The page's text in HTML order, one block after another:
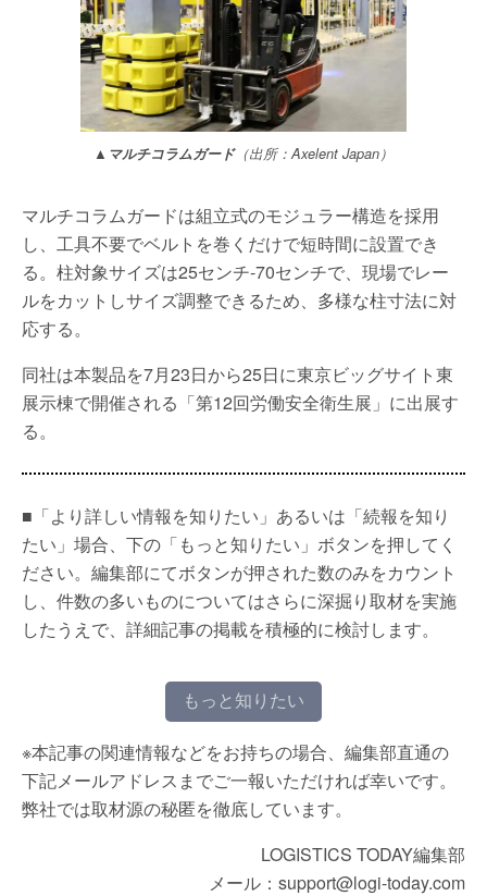
▲マルチコラムガード（出所：Axelent Japan）
マルチコラムガードは組立式のモジュラー構造を採用
し、工具不要でベルトを巻くだけで短時間に設置でき
る。柱対象サイズは25センチ-70センチで、現場でレー
ルをカットしサイズ調整できるため、多様な柱寸法に対
応する。
同社は本製品を7月23日から25日に東京ビッグサイト東
展示棟で開催される「第12回労働安全衛生展」に出展す
る。
■「より詳しい情報を知りたい」あるいは「続報を知り
たい」場合、下の「もっと知りたい」ボタンを押してく
ださい。編集部にてボタンが押された数のみをカウント
し、件数の多いものについてはさらに深掘り取材を実施
したうえで、詳細記事の掲載を積極的に検討します。
もっと知りたい
※本記事の関連情報などをお持ちの場合、編集部直通の
下記メールアドレスまでご一報いただければ幸いです。
弊社では取材源の秘匿を徹底しています。
LOGISTICS TODAY編集部
メール：support@logi-today.com